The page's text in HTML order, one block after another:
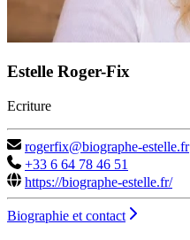
Estelle Roger-Fix
Ecriture
rogerfix@biographe-estelle.fr
+33 6 64 78 46 51
https://biographe-estelle.fr/
Biographie et contact